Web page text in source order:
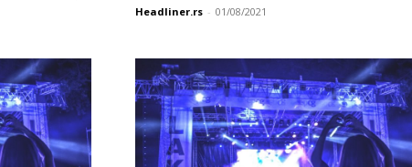
Headliner.rs - 01/08/2021